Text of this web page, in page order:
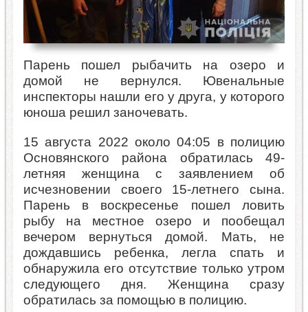
Парень пошел рыбачить на озеро и
домой не вернулся. Ювенальные
инспекторы нашли его у друга, у которого
юноша решил заночевать.
15 августа 2022 около 04:05 в полицию
Основянского района обратилась 49-
летняя женщина с заявлением об
исчезновении своего 15-летнего сына.
Парень в воскресенье пошел ловить
рыбу на местное озеро и пообещал
вечером вернуться домой. Мать, не
дождавшись ребенка, легла спать и
обнаружила его отсутствие только утром
следующего дня. Женщина сразу
обратилась за помощью в полицию.